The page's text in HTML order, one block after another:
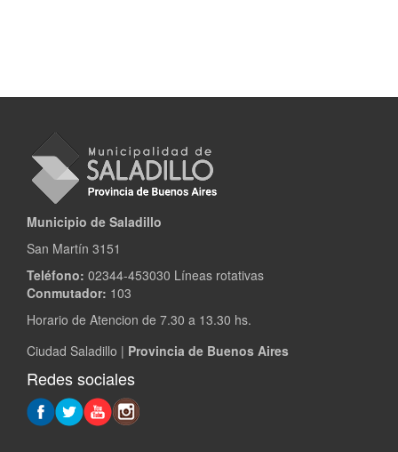
Municipio de Saladillo
San Martín 3151
Teléfono: 02344-453030 Líneas rotativas
Conmutador: 103
Horario de Atencion de 7.30 a 13.30 hs.
Ciudad Saladillo | Provincia de Buenos Aires
Redes sociales